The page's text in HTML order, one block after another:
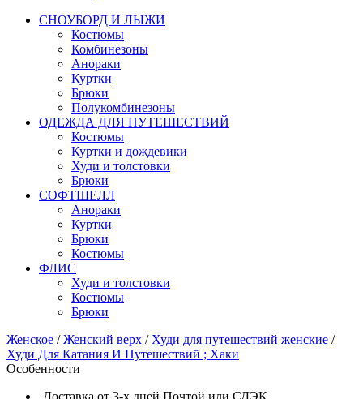
СНОУБОРД И ЛЫЖИ
Костюмы
Комбинезоны
Анораки
Куртки
Брюки
Полукомбинезоны
ОДЕЖДА ДЛЯ ПУТЕШЕСТВИЙ
Костюмы
Куртки и дождевики
Худи и толстовки
Брюки
СОФТШЕЛЛ
Анораки
Куртки
Брюки
Костюмы
ФЛИС
Худи и толстовки
Костюмы
Брюки
Женское / Женский верх / Худи для путешествий женские /
Худи Для Катания И Путешествий ; Хаки
Особенности
Доставка от 3-х дней Почтой или СДЭК